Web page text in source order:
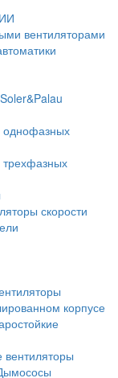
вентиляторами
однофазных
трехфазных
скорости
корпусе